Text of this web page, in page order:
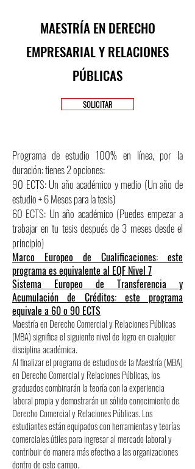
MAESTRÍA EN DERECHO
EMPRESARIAL Y RELACIONES
PÚBLICAS
SOLICITAR
Programa de estudio 100% en línea, por la
duración: tienes 2 opciones:
90 ECTS: Un año académico y medio (Un año de
estudio + 6 Meses para la tesis)
60 ECTS: Un año académico (Puedes empezar a
trabajar en tu tesis después de 3 meses desde el
principio)
Marco Europeo de Cualificaciones: este
programa es equivalente al EQF Nivel 7
Sistema Europeo de Transferencia y
Acumulación de Créditos: este programa
equivale a 60 o 90 ECTS
Maestría en Derecho Comercial y Relaciones Públicas
(MBA) significa el siguiente nivel de logro en cualquier
disciplina académica.
Al finalizar el programa de estudios de la Maestría (MBA)
en Derecho Comercial y Relaciones Públicas, los
graduados combinarán la teoría con la experiencia
laboral propia y demostrarán un sólido conocimiento de
Derecho Comercial y Relaciones Públicas. Los
estudiantes están equipados con herramientas y teorías
comerciales útiles para ingresar al mercado laboral y
contribuir de manera más efectiva a las organizaciones
dentro de este campo.